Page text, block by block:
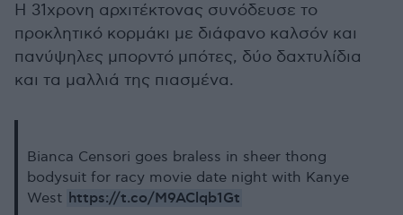
Η 31χρονη αρχιτέκτονας συνόδευσε το
προκλητικό κορμάκι με διάφανο καλσόν και
πανύψηλες μπορντό μπότες, δύο δαχτυλίδια
και τα μαλλιά της πιασμένα.
Bianca Censori goes braless in sheer thong
bodysuit for racy movie date night with Kanye
West https://t.co/M9AClqb1Gt